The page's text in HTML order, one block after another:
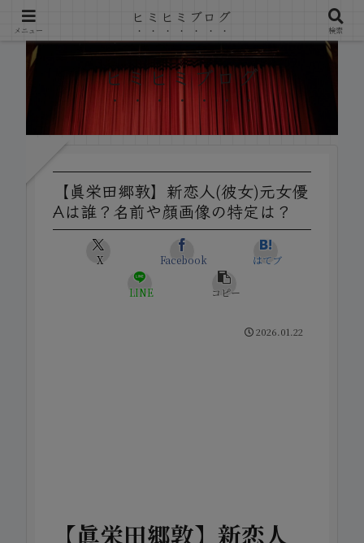
ヒミヒミブログ
【眞栄田郷敦】新恋人(彼女)元女優
Aは誰？名前や顔画像の特定は？
X Facebook はてブ
LINE コピー
2026.01.22
【眞栄田郷敦】新恋人
メニュー
ヒミヒミブログ
検索